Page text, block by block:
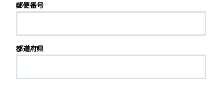
郵便番号
都道府県